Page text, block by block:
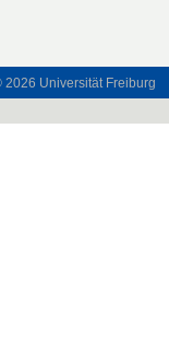
2026 Universität Freiburg